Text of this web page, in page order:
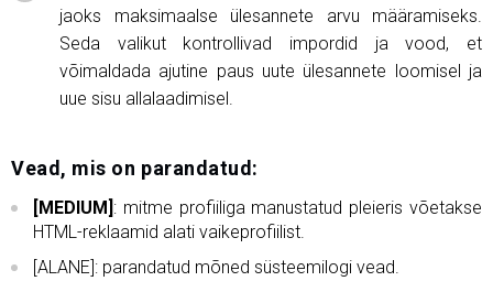
jaoks maksimaalse ülesannete arvu määramiseks.
Seda valikut kontrollivad impordid ja vood, et
võimaldada ajutine paus uute ülesannete loomisel ja
uue sisu allalaadimisel.
Vead, mis on parandatud:
[MEDIUM] : mitme profiiliga manustatud pleieris võetakse
HTML-reklaamid alati vaikeprofiilist.
[ALANE]: parandatud mõned süsteemilogi vead.